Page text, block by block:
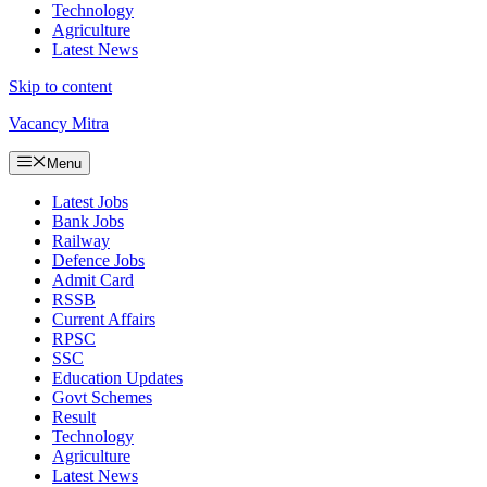
Technology
Agriculture
Latest News
Skip to content
Vacancy Mitra
Menu
Latest Jobs
Bank Jobs
Railway
Defence Jobs
Admit Card
RSSB
Current Affairs
RPSC
SSC
Education Updates
Govt Schemes
Result
Technology
Agriculture
Latest News